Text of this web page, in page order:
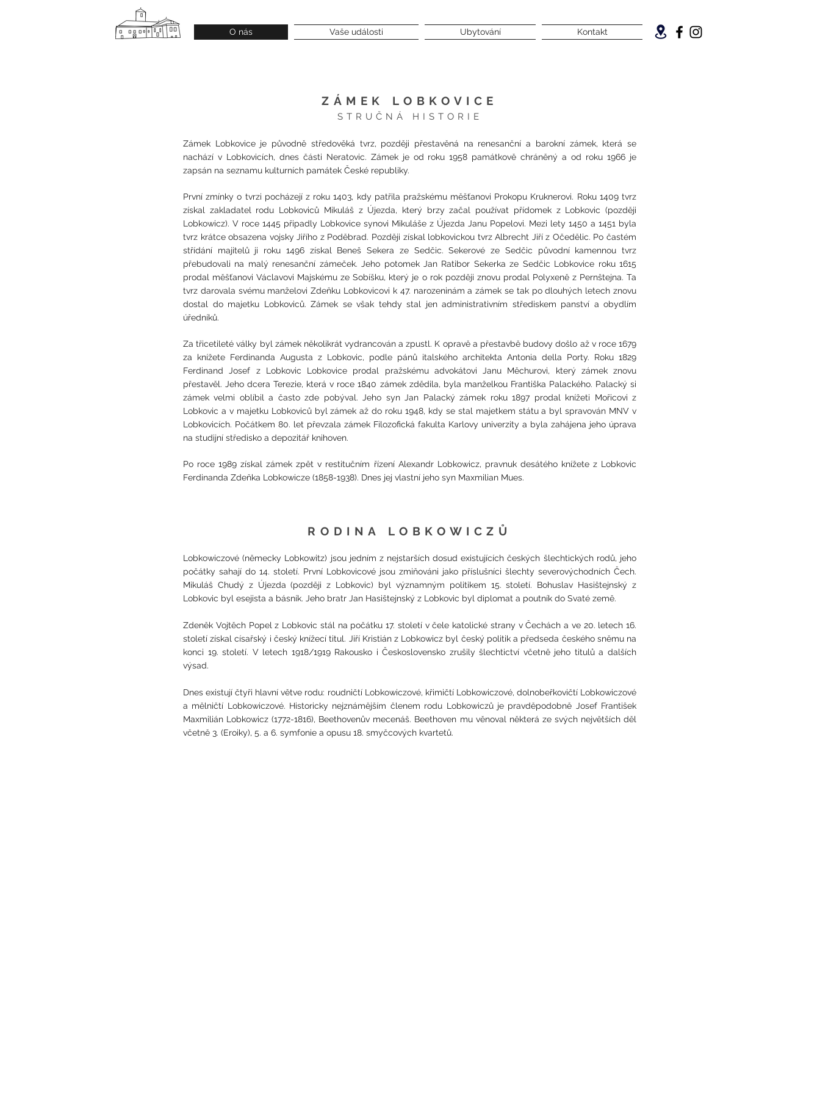
O nás Vaše události Ubytování Kontakt
ZÁMEK LOBKOVICE
STRUČNÁ HISTORIE
Zámek Lobkovice je původně středověká tvrz, později přestavěná na renesanční a barokní zámek, která se
nachází v Lobkovicích, dnes části Neratovic. Zámek je od roku 1958 památkově chráněný a od roku 1966 je
zapsán na seznamu kulturních památek České republiky.
První zmínky o tvrzi pocházejí z roku 1403, kdy patřila pražskému měšťanovi Prokopu Kruknerovi. Roku 1409 tvrz
získal zakladatel rodu Lobkoviců Mikuláš z Újezda, který brzy začal používat přídomek z Lobkovic (později
Lobkowicz). V roce 1445 připadly Lobkovice synovi Mikuláše z Újezda Janu Popelovi. Mezi lety 1450 a 1451 byla
tvrz krátce obsazena vojsky Jiřího z Poděbrad. Později získal lobkovickou tvrz Albrecht Jiří z Očedělic. Po častém
střídání majitelů ji roku 1496 získal Beneš Sekera ze Sedčic. Sekerové ze Sedčic původní kamennou tvrz
přebudovali na malý renesanční zámeček. Jeho potomek Jan Ratibor Sekerka ze Sedčic Lobkovice roku 1615
prodal měšťanovi Václavovi Majskému ze Sobíšku, který je o rok později znovu prodal Polyxeně z Pernštejna. Ta
tvrz darovala svému manželovi Zdeňku Lobkovicovi k 47. narozeninám a zámek se tak po dlouhých letech znovu
dostal do majetku Lobkoviců. Zámek se však tehdy stal jen administrativním střediskem panství a obydlím
úředníků.
Za třicetileté války byl zámek několikrát vydrancován a zpustl. K opravě a přestavbě budovy došlo až v roce 1679
za knížete Ferdinanda Augusta z Lobkovic, podle pánů italského architekta Antonia della Porty. Roku 1829
Ferdinand Josef z Lobkovic Lobkovice prodal pražskému advokátovi Janu Měchurovi, který zámek znovu
přestavěl. Jeho dcera Terezie, která v roce 1840 zámek zdědila, byla manželkou Františka Palackého. Palacký si
zámek velmi oblíbil a často zde pobýval. Jeho syn Jan Palacký zámek roku 1897 prodal knížeti Mořicovi z
Lobkovic a v majetku Lobkoviců byl zámek až do roku 1948, kdy se stal majetkem státu a byl spravován MNV v
Lobkovicích. Počátkem 80. let převzala zámek Filozofická fakulta Karlovy univerzity a byla zahájena jeho úprava
na studijní středisko a depozitář knihoven.
Po roce 1989 získal zámek zpět v restitučním řízení Alexandr Lobkowicz, pravnuk desátého knížete z Lobkovic
Ferdinanda Zdeňka Lobkowicze (1858-1938). Dnes jej vlastní jeho syn Maxmilian Mues.
RODINA LOBKOWICZŮ
Lobkowiczové (německy Lobkowitz) jsou jedním z nejstarších dosud existujících českých šlechtických rodů, jeho
počátky sahají do 14. století. První Lobkovicové jsou zmiňováni jako příslušníci šlechty severovýchodních Čech.
Mikuláš Chudý z Újezda (později z Lobkovic) byl významným politikem 15. století. Bohuslav Hasištejnský z
Lobkovic byl esejista a básník. Jeho bratr Jan Hasištejnský z Lobkovic byl diplomat a poutník do Svaté země.
Zdeněk Vojtěch Popel z Lobkovic stál na počátku 17. století v čele katolické strany v Čechách a ve 20. letech 16.
století získal císařský i český knížecí titul. Jiří Kristián z Lobkowicz byl český politik a předseda českého sněmu na
konci 19. století. V letech 1918/1919 Rakousko i Československo zrušily šlechtictví včetně jeho titulů a dalších
výsad.
Dnes existují čtyři hlavní větve rodu: roudničtí Lobkowiczové, křimičtí Lobkowiczové, dolnobeřkovičtí Lobkowiczové
a mělničtí Lobkowiczové. Historicky nejznámějším členem rodu Lobkowiczů je pravděpodobně Josef František
Maxmilián Lobkowicz (1772-1816), Beethovenův mecenáš. Beethoven mu věnoval některá ze svých největších děl
včetně 3. (Eroiky), 5. a 6. symfonie a opusu 18. smyčcových kvartetů.